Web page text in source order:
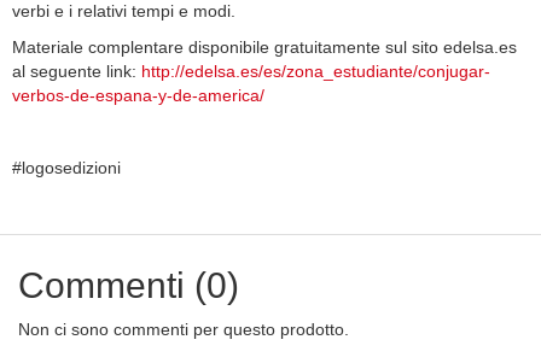
verbi e i relativi tempi e modi.
Materiale complentare disponibile gratuitamente sul sito edelsa.es
al seguente link: http://edelsa.es/es/zona_estudiante/conjugar-
verbos-de-espana-y-de-america/
#logosedizioni
Commenti (0)
Non ci sono commenti per questo prodotto.